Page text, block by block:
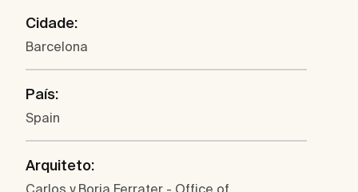
Cidade:
Barcelona
País:
Spain
Arquiteto:
Carlos y Borja Ferrater - Office of